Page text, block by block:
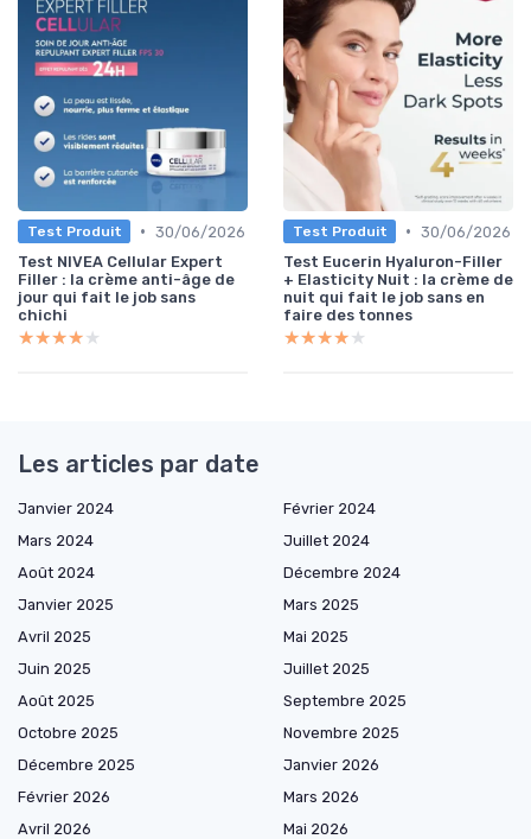
Test Produit • 30/06/2026
Test NIVEA Cellular Expert
Filler : la crème anti-âge de
jour qui fait le job sans
chichi
★★★★★
★★★★★
Test Produit • 30/06/2026
Test Eucerin Hyaluron-Filler
+ Elasticity Nuit : la crème de
nuit qui fait le job sans en
faire des tonnes
★★★★★
★★★★★
Les articles par date
Janvier 2024
Février 2024
Mars 2024
Juillet 2024
Août 2024
Décembre 2024
Janvier 2025
Mars 2025
Avril 2025
Mai 2025
Juin 2025
Juillet 2025
Août 2025
Septembre 2025
Octobre 2025
Novembre 2025
Décembre 2025
Janvier 2026
Février 2026
Mars 2026
Avril 2026
Mai 2026